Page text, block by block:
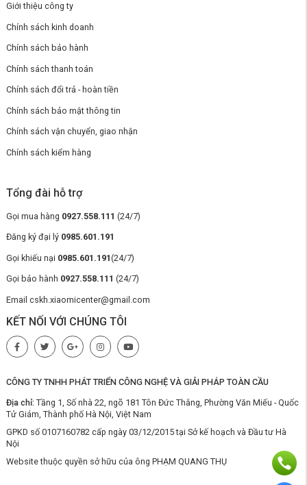
Cơ chế tuần hoàn kép cho phép nước tinh khiết và nước thải liên tục
được làm mới, giảm nguy cơ tái nhiễm và cải thiện chất lượng nước đầu
định, không bị ảnh hưởng bởi thời gian lưu trữ. Đồng thời góp phần làm
sạch đường ống và màng lọc tốt hơn, duy trì hiệu suất vận hành lâu dài.
Hệ thống lọc sâu lõi kép mang lại độ tinh khiết
vượt trội
được thiết kế theo hướng tinh gọn nhưng hiệu quả. Thiết bị được trang
RO.
Giới thiệu công ty
Chính sách kinh doanh
Chính sách bảo hành
Chính sách thanh toán
Chính sách đổi trả - hoàn tiền
Chính sách bảo mật thông tin
Chính sách vận chuyển, giao nhận
Chính sách kiểm hàng
Tổng đài hỗ trợ
Gọi mua hàng 0927.558.111 (24/7)
Đăng ký đại lý 0985.601.191
Gọi khiếu nại 0985.601.191(24/7)
Gọi bảo hành 0927.558.111 (24/7)
Email cskh.xiaomicenter@gmail.com
KẾT NỐI VỚI CHÚNG TÔI
CÔNG TY TNHH PHÁT TRIỂN CÔNG NGHỆ VÀ GIẢI PHÁP TOÀN CẦU
Địa chỉ: Tầng 1, Số nhà 22, ngõ 181 Tôn Đức Thắng, Phường Văn Miếu - Quốc
Tử Giám, Thành phố Hà Nội, Việt Nam
GPKD số 0107160782 cấp ngày 03/12/2015 tại Sở kế hoạch và Đầu tư Hà
Nội
Website thuộc quyền sở hữu của ông PHẠM QUANG THỤ